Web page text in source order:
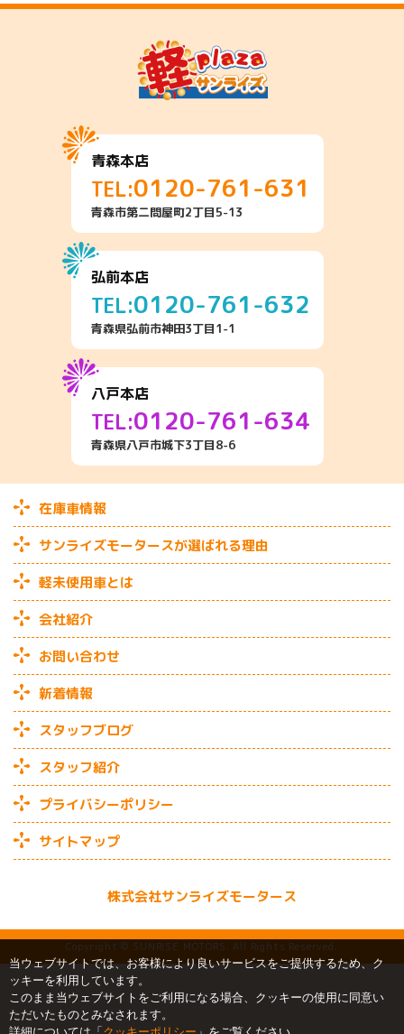
青森本店
TEL:0120-761-631
青森市第二問屋町2丁目5-13
弘前本店
TEL:0120-761-632
青森県弘前市神田3丁目1-1
八戸本店
TEL:0120-761-634
青森県八戸市城下3丁目8-6
在庫車情報
サンライズモータースが選ばれる理由
軽未使用車とは
会社紹介
お問い合わせ
新着情報
スタッフブログ
スタッフ紹介
プライバシーポリシー
サイトマップ
株式会社サンライズモータース
Copyright © SUNRISE MOTORS. All Rights Reserved.
当ウェブサイトでは、お客様により良いサービスをご提供するため、ク
ッキーを利用しています。
このまま当ウェブサイトをご利用になる場合、クッキーの使用に同意い
ただいたものとみなされます。